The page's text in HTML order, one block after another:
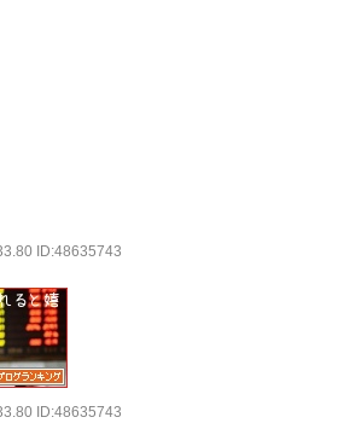
ID:48635743
ID:48635743